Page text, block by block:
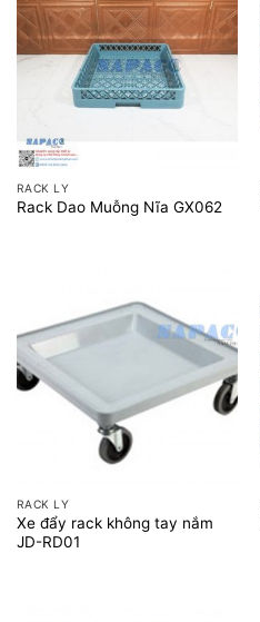
RACK LY
Rack Dao Muỗng Nĩa GX062
RACK LY
Xe đẩy rack không tay nắm
JD-RD01